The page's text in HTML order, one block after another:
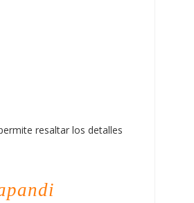
resaltar los detalles